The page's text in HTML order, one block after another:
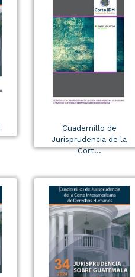
Cuadernillo de
Jurisprudencia de la
Cort...